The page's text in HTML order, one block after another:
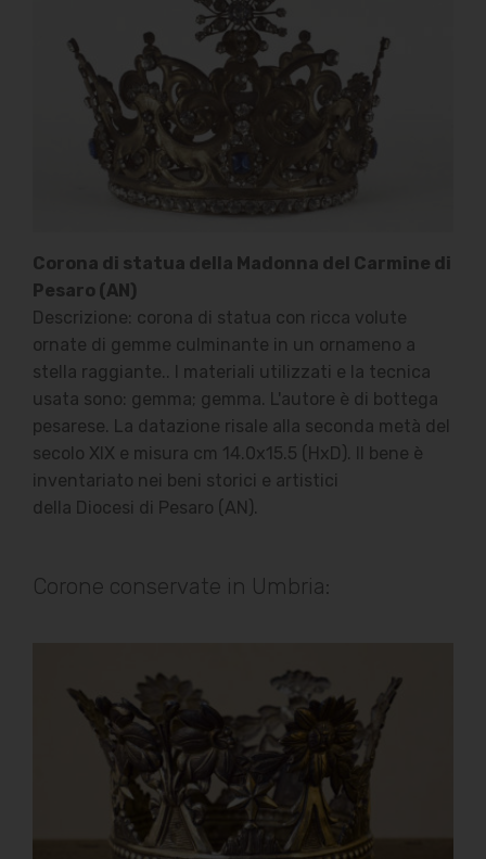
Corona di statua della Madonna del Carmine di
Pesaro (AN)
Descrizione: corona di statua con ricca volute
ornate di gemme culminante in un ornameno a
stella raggiante.. I materiali utilizzati e la tecnica
usata sono: gemma; gemma. L'autore è di bottega
pesarese. La datazione risale alla seconda metà del
secolo XIX e misura cm 14.0x15.5 (HxD). Il bene è
inventariato nei beni storici e artistici
della Diocesi di Pesaro (AN).
Corone conservate in Umbria: